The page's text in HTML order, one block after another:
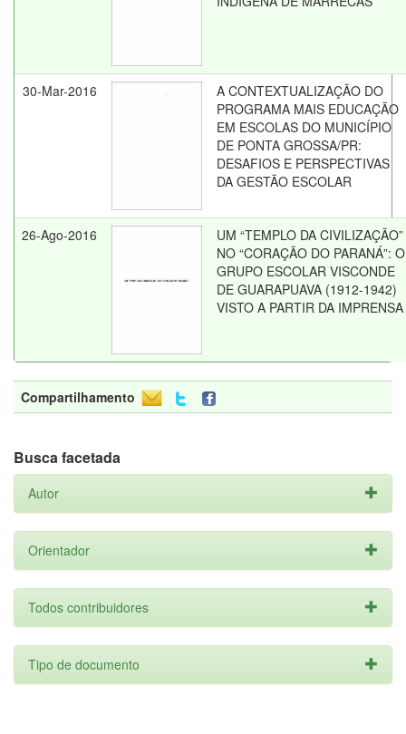
30-Mar-2016
A CONTEXTUALIZAÇÃO DO
PROGRAMA MAIS EDUCAÇÃO
EM ESCOLAS DO MUNICÍPIO
DE PONTA GROSSA/PR:
DESAFIOS E PERSPECTIVAS
DA GESTÃO ESCOLAR
26-Ago-2016
UM “TEMPLO DA CIVILIZAÇÃO”
NO “CORAÇÃO DO PARANÁ”: O
GRUPO ESCOLAR VISCONDE
DE GUARAPUAVA (1912-1942)
VISTO A PARTIR DA IMPRENSA
Compartilhamento
Busca facetada
Autor
Orientador
Todos contribuidores
Tipo de documento